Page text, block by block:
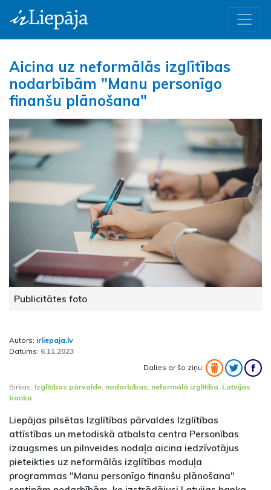
Aicina uz neformālās izglītības
nodarbībām "Manu personīgo
finanšu plānošana"
Publicitātes foto
Autors: irliepaja.lv
Datums: 6.11.2023
Dalies ar šo ziņu:
Birkas: Izglītības pārvalde, nodarbības, neformālā izglītība, Latvijas
banka
Liepājas pilsētas Izglītības pārvaldes Izglītības
attīstības un metodiskā atbalsta centra Personības
izaugsmes un pilnveides nodaļa aicina iedzīvotājus
pieteikties uz neformālās izglītības moduļa
programmas "Manu personīgo finanšu plānošana"